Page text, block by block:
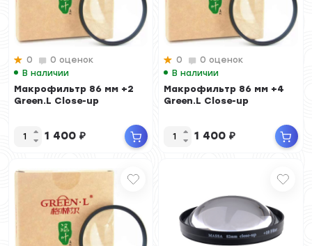
0
0 оценок
В наличии
Макрофильтр 86 мм +2
Green.L Close-up
1 400 ₽
0
0 оценок
В наличии
Макрофильтр 86 мм +4
Green.L Close-up
1 400 ₽